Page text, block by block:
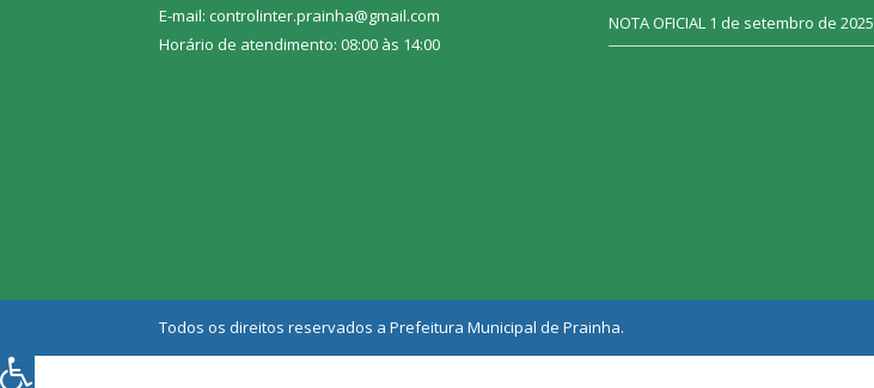
E-mail: controlinter.prainha@gmail.com
Horário de atendimento: 08:00 às 14:00
NOTA OFICIAL 1 de setembro de 2025
Todos os direitos reservados a Prefeitura Municipal de Prainha.